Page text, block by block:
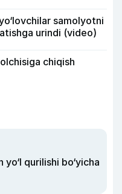
samolyotni
urindi (video)
chiqish
qurilishi bo‘yicha